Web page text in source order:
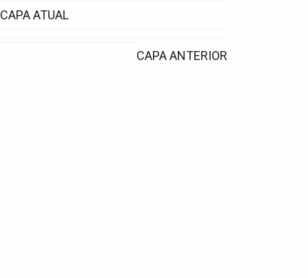
CAPA ATUAL
CAPA ANTERIOR